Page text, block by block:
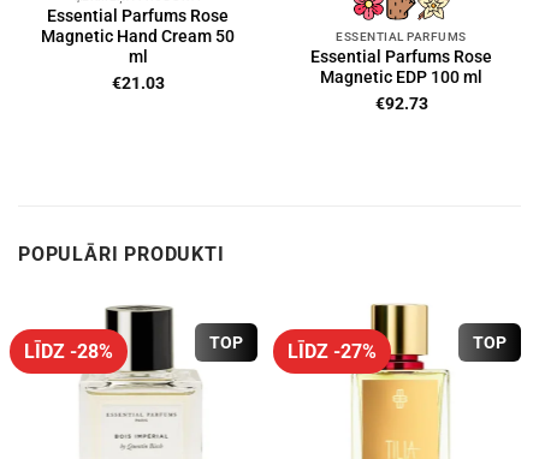
Essential Parfums Rose
Magnetic Hand Cream 50
ml
€21.03
ESSENTIAL PARFUMS
Essential Parfums Rose
Magnetic EDP 100 ml
€92.73
POPULĀRI PRODUKTI
TOP
LĪDZ -28% TOP
LĪDZ -27%